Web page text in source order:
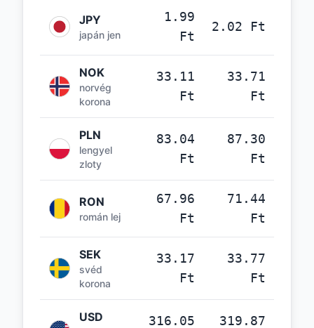
JPY
japán jen
1.99
Ft
2.02 Ft
NOK
norvég
korona
33.11
Ft
33.71
Ft
PLN
lengyel
zloty
83.04
Ft
87.30
Ft
RON
román lej
67.96
Ft
71.44
Ft
SEK
svéd
korona
33.17
Ft
33.77
Ft
USD
316.05
319.87